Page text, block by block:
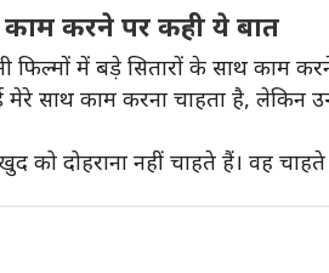
काम करने पर कही ये बात
फिल्मों में बड़े सितारों के साथ काम
मेरे साथ काम करना चाहता है, लेकिन
को दोहराना नहीं चाहते हैं। वह